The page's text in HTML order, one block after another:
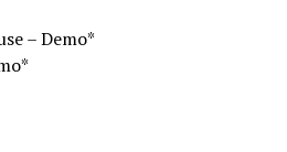
– Demo*